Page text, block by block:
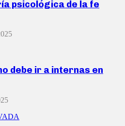
psicológica de la fe
debe ir a internas en